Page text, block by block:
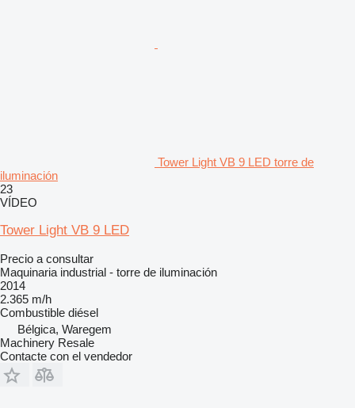
Tower Light VB 9 LED torre de
iluminación
23
VÍDEO
Tower Light VB 9 LED
Precio a consultar
Maquinaria industrial - torre de iluminación
2014
2.365 m/h
Combustible diésel
Bélgica, Waregem
Machinery Resale
Contacte con el vendedor